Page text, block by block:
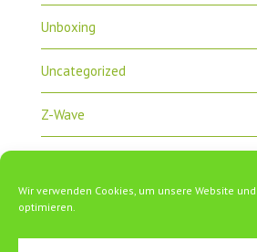
Wir verwenden Cookies, um unsere Website
optimieren.
Unboxing
Uncategorized
Z-Wave
ZipaTile